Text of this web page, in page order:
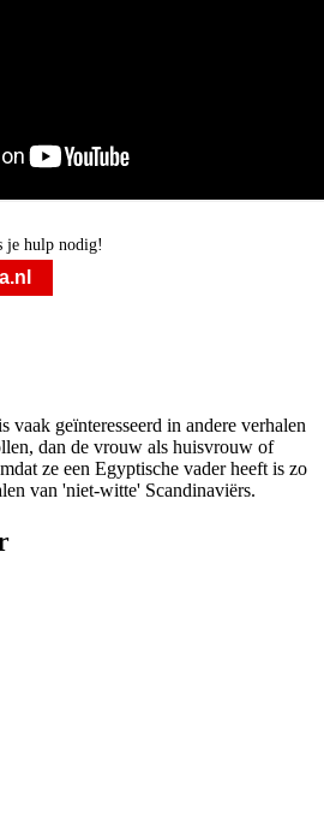
je hulp nodig!
vaak geïnteresseerd in andere verhalen
dan de vrouw als huisvrouw of
ze een Egyptische vader heeft is zo
van 'niet-witte' Scandinaviërs.